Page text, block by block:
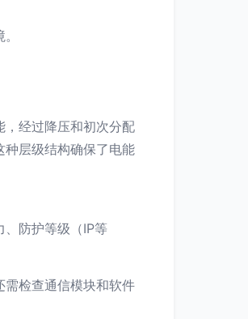
，经过降压和初次分配
种层级结构确保了电能
防护等级（IP等
需检查通信模块和软件